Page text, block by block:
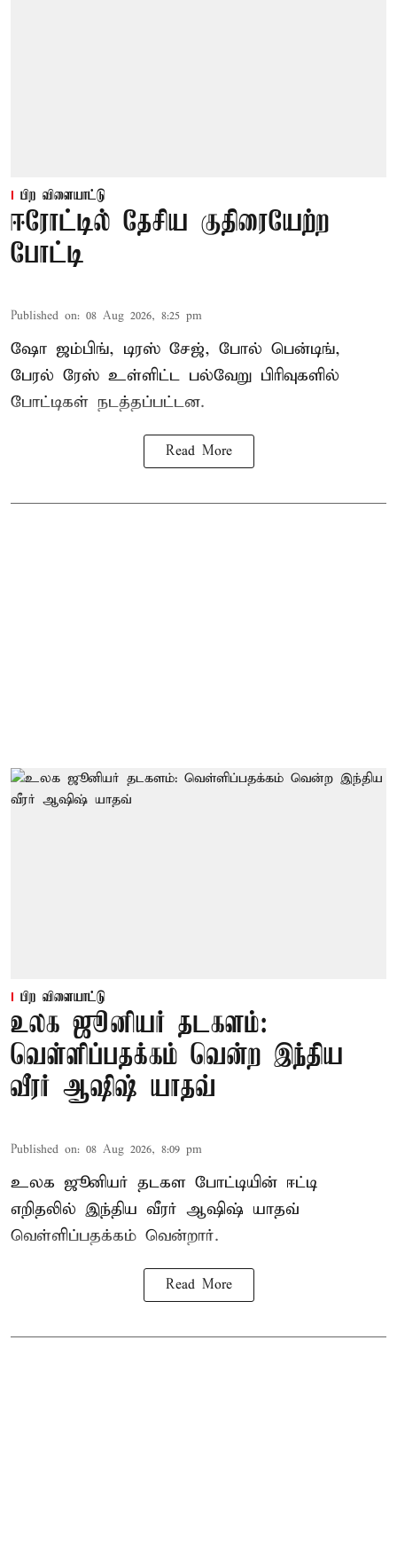
பிற விளையாட்டு
ஈரோட்டில் தேசிய குதிரையேற்ற
போட்டி
Published on: 08 Aug 2026, 8:25 pm
ஷோ ஜம்பிங், டிரஸ் சேஜ், போல் பென்டிங்,
பேரல் ரேஸ் உள்ளிட்ட பல்வேறு பிரிவுகளில்
போட்டிகள் நடத்தப்பட்டன.
Read More
பிற விளையாட்டு
உலக ஜூனியர் தடகளம்:
வெள்ளிப்பதக்கம் வென்ற இந்திய
வீரர் ஆஷிஷ் யாதவ்
Published on: 08 Aug 2026, 8:09 pm
உலக ஜூனியர் தடகள போட்டியின் ஈட்டி
எறிதலில் இந்திய வீரர் ஆஷிஷ் யாதவ்
வெள்ளிப்பதக்கம் வென்றார்.
Read More